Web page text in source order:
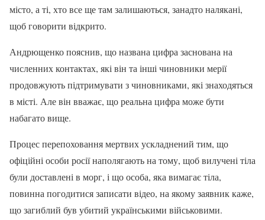
місто, а ті, хто все ще там залишаються, занадто налякані,
щоб говорити відкрито.
Андрющенко пояснив, що названа цифра заснована на
численних контактах, які він та інші чиновники мерії
продовжують підтримувати з чиновниками, які знаходяться
в місті. Але він вважає, що реальна цифра може бути
набагато вище.
Процес перепоховання мертвих ускладнений тим, що
офіційні особи росії наполягають на тому, щоб вилучені тіла
були доставлені в морг, і що особа, яка вимагає тіла,
повинна погодитися записати відео, на якому заявник каже,
що загиблий був убитий українськими військовими.